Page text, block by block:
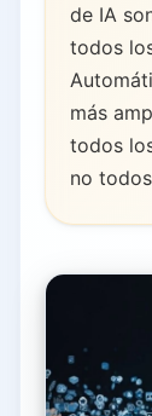
de IA
todos
más
todos
no